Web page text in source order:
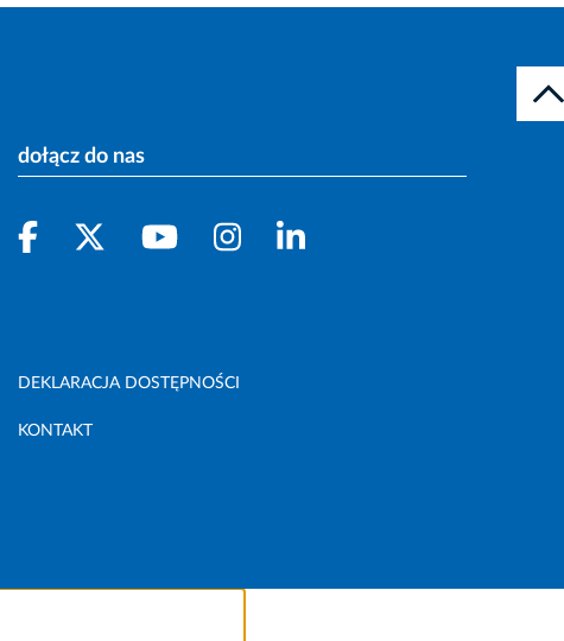
dołącz do nas
DEKLARACJA DOSTĘPNOŚCI
KONTAKT